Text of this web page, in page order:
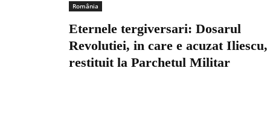
România
Eternele tergiversari: Dosarul
Revolutiei, in care e acuzat Iliescu,
restituit la Parchetul Militar